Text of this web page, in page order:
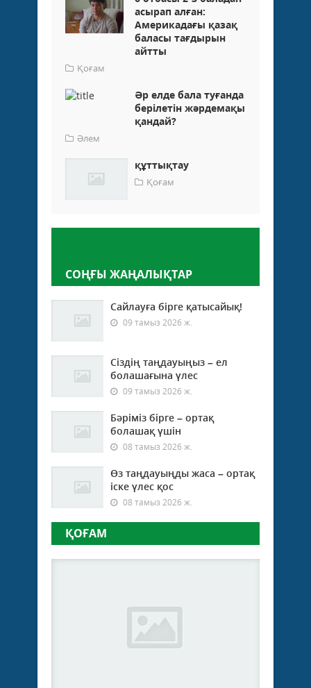
асырап алған:
Америкадағы қазақ
баласы тағдырын
айтты
Қоғам
Әр елде бала туғанда
берілетін жәрдемақы
қандай?
Әлем
құттықтау
Қоғам
СОҢҒЫ ЖАҢАЛЫҚТАР
Сайлауға бірге қатысайық!
09 тамыз 2026 ж.
Сіздің таңдауыңыз – ел
болашағына үлес
09 тамыз 2026 ж.
Бәріміз бірге – ортақ
болашақ үшін
08 тамыз 2026 ж.
Өз таңдауыңды жаса – ортақ
іске үлес қос
08 тамыз 2026 ж.
ҚОҒАМ